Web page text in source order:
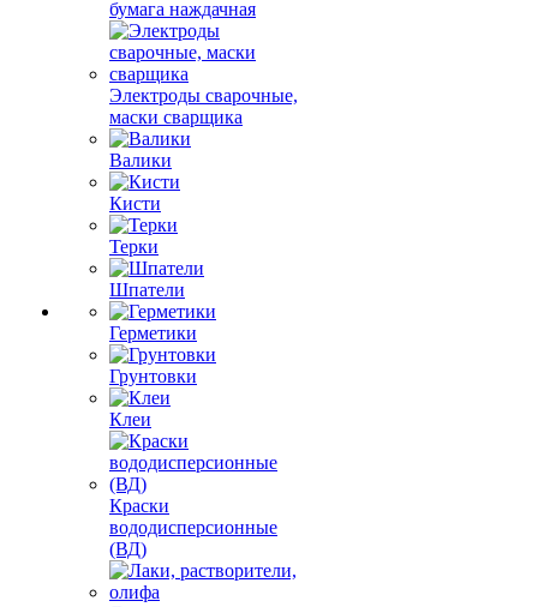
бумага наждачная
Электроды сварочные,
маски сварщика
Валики
Кисти
Терки
Шпатели
Герметики
Грунтовки
Клеи
Краски
вододисперсионные
(ВД)